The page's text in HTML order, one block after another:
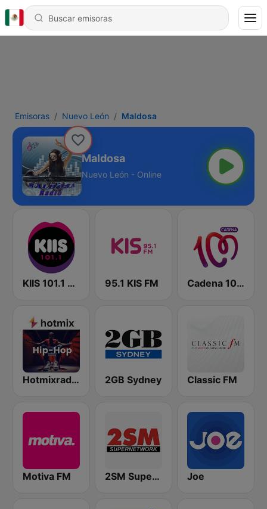
Emisoras Nuevo León Maldosa
Maldosa
Nuevo León - Online
KIIS 101.1 Melbourne 95.1 KIS FM Cadena 100 Andorra
Hotmixradio Hip Hop 2GB Sydney Classic FM
Motiva FM 2SM Super Radio Joe